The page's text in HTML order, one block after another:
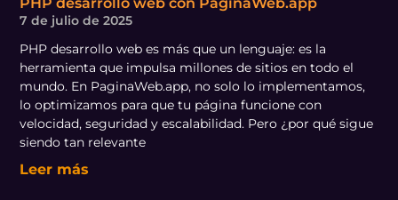
7 de julio de 2025
PHP desarrollo web es más que un lenguaje: es la
herramienta que impulsa millones de sitios en todo el
mundo. En PaginaWeb.app, no solo lo implementamos,
lo optimizamos para que tu página funcione con
velocidad, seguridad y escalabilidad. Pero ¿por qué sigue
siendo tan relevante
Leer más